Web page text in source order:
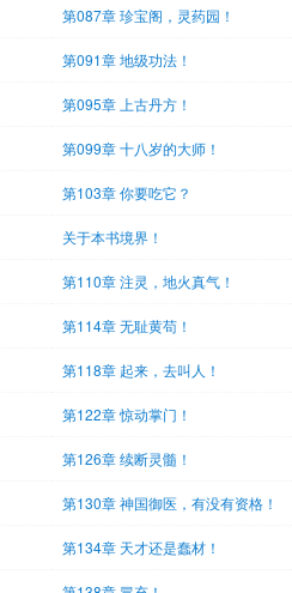
第087章 珍宝阁，灵药园！
第091章 地级功法！
第095章 上古丹方！
第099章 十八岁的大师！
第103章 你要吃它？
关于本书境界！
第110章 注灵，地火真气！
第114章 无耻黄苟！
第118章 起来，去叫人！
第122章 惊动掌门！
第126章 续断灵髓！
第130章 神国御医，有没有资格！
第134章 天才还是蠢材！